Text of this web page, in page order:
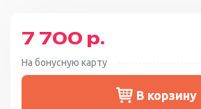
7 700 р.
На бонусную карту
В корзину